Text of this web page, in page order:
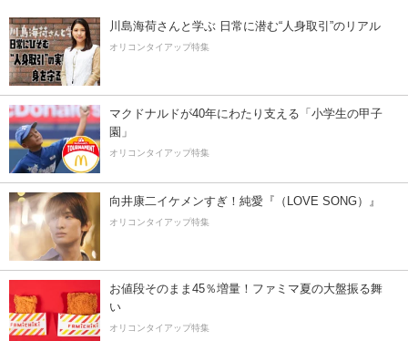
川島海荷さんと学ぶ 日常に潜む“人身取引”のリアル
オリコンタイアップ特集
マクドナルドが40年にわたり支える「小学生の甲子
園」
オリコンタイアップ特集
向井康二イケメンすぎ！純愛『（LOVE SONG）』
オリコンタイアップ特集
お値段そのまま45％増量！ファミマ夏の大盤振る舞
い
オリコンタイアップ特集